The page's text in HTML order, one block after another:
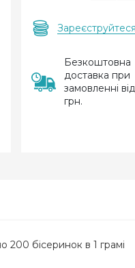
Зареєструйтеся
Безкоштовна
доставка при
замовленні
грн.
200 бісеринок в 1 грамі